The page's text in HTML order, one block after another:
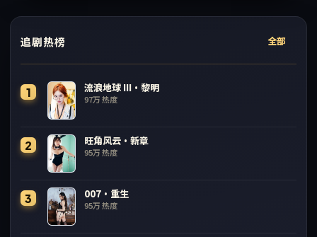
追剧热榜 全部
1 流浪地球 III·黎明
97万热度
2 旺角风云·新章
95万热度
3 007·重生
95万热度